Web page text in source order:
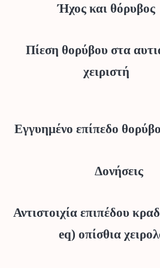
Ήχος και θόρυβος
Πίεση θορύβου στα
χειριστή
Εγγυημένο επίπεδο
Δονήσεις
Αντιστοιχία επιπέδου
eq) οπίσθια